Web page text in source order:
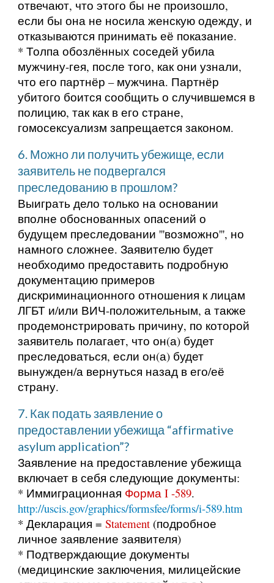
отвечают, что этого бы не произошло,
если бы она не носила женскую одежду, и
отказываются принимать её показание.
* Толпа обозлённых соседей убила
мужчину-гея, после того, как они узнали,
что его партнёр – мужчина. Партнёр
убитого боится сообщить о случившемся в
полицию, так как в его стране,
гомосексуализм запрещается законом.
6. Можно ли получить убежище, если
заявитель не подвергался
преследованию в прошлом?
Выиграть дело только на основании
вполне обоснованных опасений о
будущем преследовании '''возможно''', но
намного сложнее. Заявителю будет
необходимо предоставить подробную
документацию примеров
дискриминационного отношения к лицам
ЛГБТ и/или ВИЧ-положительным, а также
продемонстрировать причину, по которой
заявитель полагает, что он(а) будет
преследоваться, если он(а) будет
вынужден/а вернуться назад в его/её
страну.
7. Как подать заявление о
предоставлении убежища “affirmative
asylum application”?
Заявление на предоставление убежища
включает в себя следующие документы:
* Иммиграционная Форма I -589.
http://uscis.gov/graphics/formsfee/forms/i-589.htm
* Декларация =Statement (подробное
личное заявление заявителя)
* Подтверждающие документы
(медицинские заключения, милицейские